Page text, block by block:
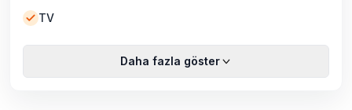
TV
Daha fazla göster